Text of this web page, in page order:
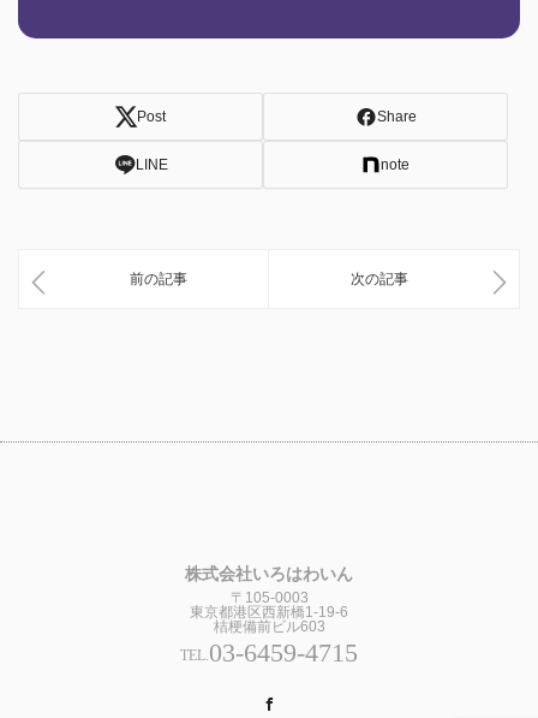
Post Share
LINE note
前の記事 次の記事
株式会社いろはわいん
〒105-0003
東京都港区西新橋1-19-6
桔梗備前ビル603
TEL.03-6459-4715